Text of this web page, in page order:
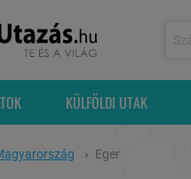
KÜLFÖLDI UTAK
Eger